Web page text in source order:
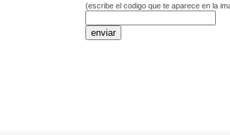
(escribe el codigo que te aparece en la